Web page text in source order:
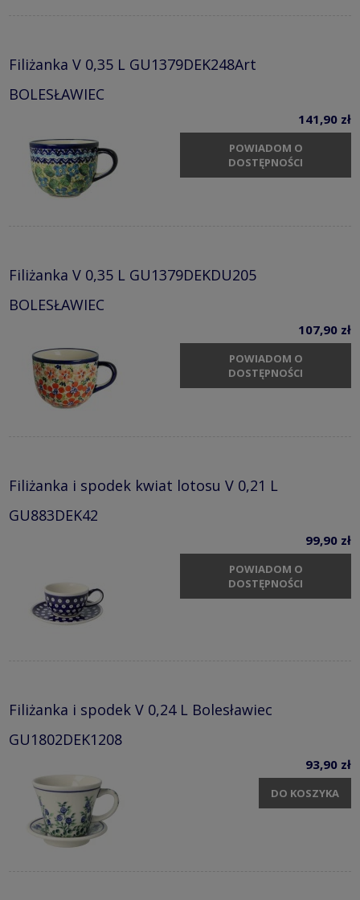
Filiżanka V 0,35 L GU1379DEK248Art
BOLESŁAWIEC
141,90 zł
POWIADOM O
DOSTĘPNOŚCI
Filiżanka V 0,35 L GU1379DEKDU205
BOLESŁAWIEC
107,90 zł
POWIADOM O
DOSTĘPNOŚCI
Filiżanka i spodek kwiat lotosu V 0,21 L
GU883DEK42
99,90 zł
POWIADOM O
DOSTĘPNOŚCI
Filiżanka i spodek V 0,24 L Bolesławiec
GU1802DEK1208
93,90 zł
DO KOSZYKA